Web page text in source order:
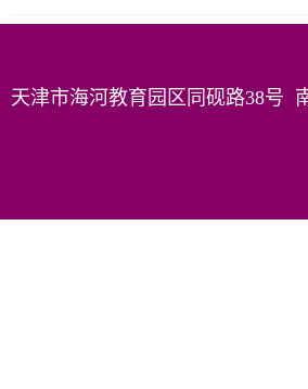
天津市海河教育园区同砚路38号